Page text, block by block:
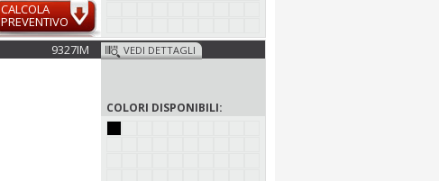
CALCOLA
PREVENTIVO
9327IM VEDI DETTAGLI
COLORI DISPONIBILI: